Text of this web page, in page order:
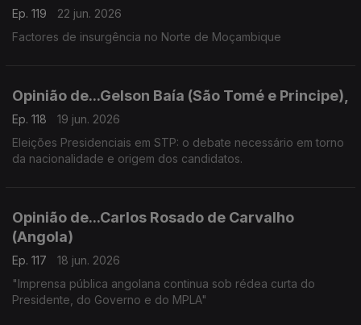
Ep. 119
22 jun. 2026
Factores de insurgência no Norte de Moçambique
Opinião de...Gelson Baía (São Tomé e Principe),
Ep. 118
19 jun. 2026
Eleições Presidenciais em STP: o debate necessário em torno
da nacionalidade e origem dos candidatos.
Opinião de...Carlos Rosado de Carvalho
(Angola)
Ep. 117
18 jun. 2026
"Imprensa pública angolana continua sob rédea curta do
Presidente, do Governo e do MPLA"